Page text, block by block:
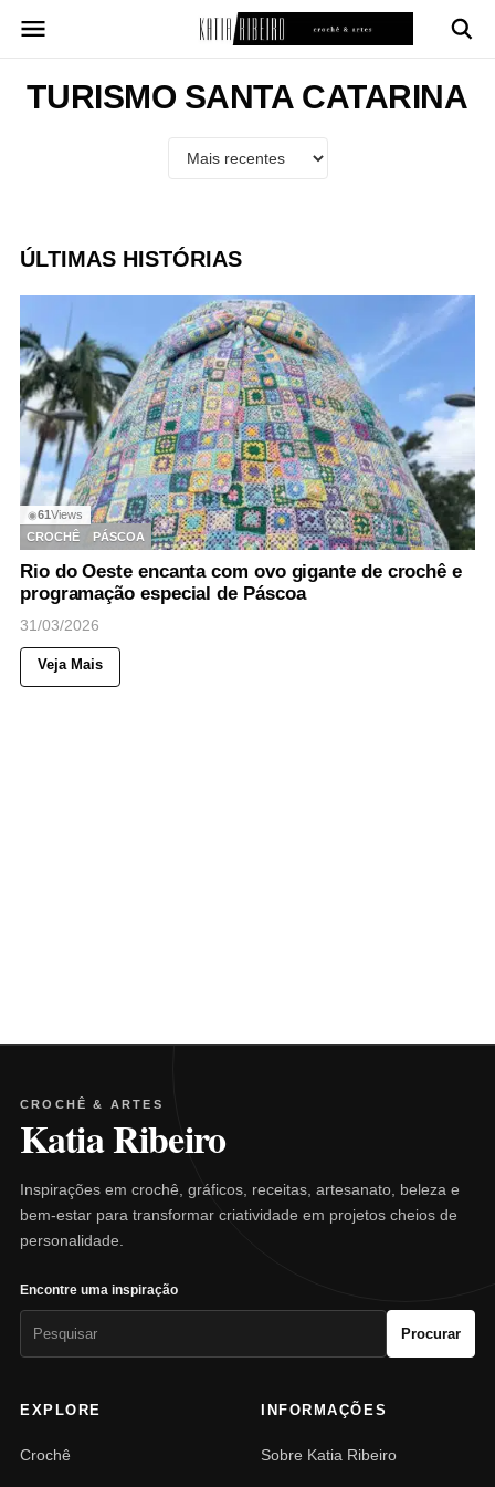
para
conteúdo
TURISMO SANTA CATARINA
ÚLTIMAS HISTÓRIAS
◉61 Views
CROCHÊ
PÁSCOA
Rio do Oeste encanta com ovo gigante de crochê e
programação especial de Páscoa
31/03/2026
Veja Mais
CROCHÊ & ARTES
Katia Ribeiro
Inspirações em crochê, gráficos, receitas, artesanato, beleza e
bem-estar para transformar criatividade em projetos cheios de
personalidade.
Encontre uma inspiração
Procurar
EXPLORE
Crochê
INFORMAÇÕES
Sobre Katia Ribeiro